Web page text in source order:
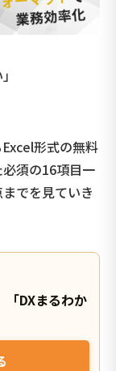
形式の無料
須の16項目一
でを見ていき
「DXまるわか